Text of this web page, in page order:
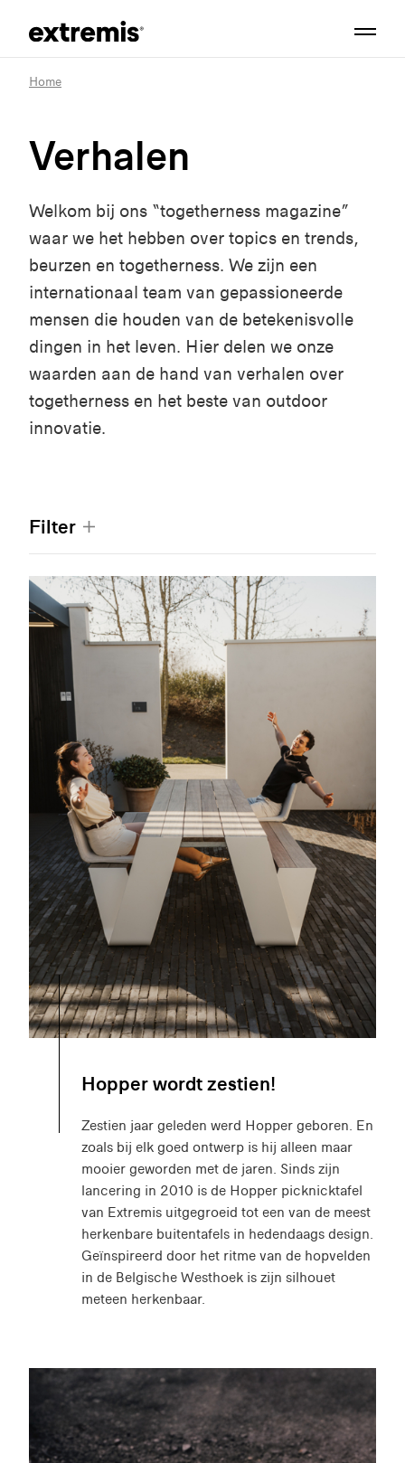
Home
Verhalen
Welkom bij ons “togetherness magazine”
waar we het hebben over topics en trends,
beurzen en togetherness. We zijn een
internationaal team van gepassioneerde
mensen die houden van de betekenisvolle
dingen in het leven. Hier delen we onze
waarden aan de hand van verhalen over
togetherness en het beste van outdoor
innovatie.
Filter
Hopper wordt zestien!
Zestien jaar geleden werd Hopper geboren. En
zoals bij elk goed ontwerp is hij alleen maar
mooier geworden met de jaren. Sinds zijn
lancering in 2010 is de Hopper picknicktafel
van Extremis uitgegroeid tot een van de meest
herkenbare buitentafels in hedendaags design.
Geïnspireerd door het ritme van de hopvelden
in de Belgische Westhoek is zijn silhouet
meteen herkenbaar.